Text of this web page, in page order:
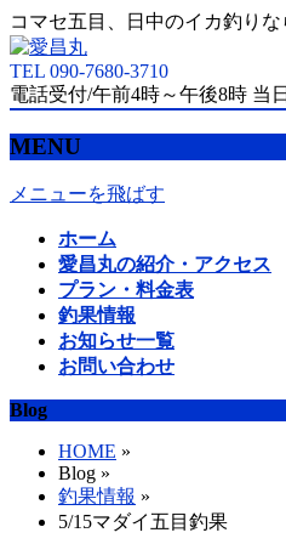
コマセ五目、日中のイカ釣りな
TEL 090-7680-3710
電話受付/午前4時～午後8時 当
MENU
メニューを飛ばす
ホーム
愛昌丸の紹介・アクセス
プラン・料金表
釣果情報
お知らせ一覧
お問い合わせ
Blog
HOME »
Blog »
釣果情報 »
5/15マダイ五目釣果